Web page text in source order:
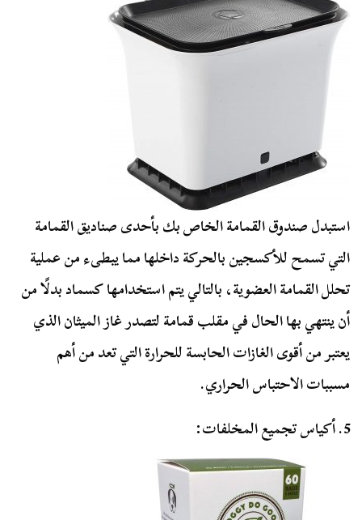
استبدل صندوق القمامة الخاص بك بأحدى صناديق القمامة
التي تسمح للأكسجين بالحركة داخلها مما يبطىء من عملية
تحلل القمامة العضوية، بالتالي يتم استخدامها كسماد بدلًا من
أن ينتهي بها الحال في مقلب قمامة لتصدر غاز الميثان الذي
يعتبر من أقوى الغازات الحابسة للحرارة التي تعد من أهم
مسببات الاحتباس الحراري.
5. أكياس تجميع المخلفات: